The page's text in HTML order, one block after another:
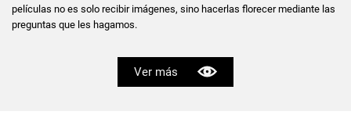
películas no es solo recibir imágenes, sino hacerlas florecer mediante las
preguntas que les hagamos.
Ver más